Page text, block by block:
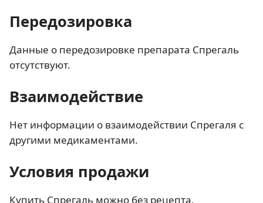
Передозировка
Данные о передозировке препарата Спрегаль
отсутствуют.
Взаимодействие
Нет информации о взаимодействии Спрегаля с
другими медикаментами.
Условия продажи
Купить Спрегаль можно без рецепта.